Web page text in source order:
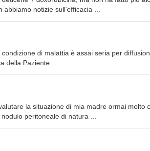
notizie sull'efficacia ...
di malattia è assai seria per
della Paziente ...
la situazione di mia madre ormai molto
peritoneale di natura ...